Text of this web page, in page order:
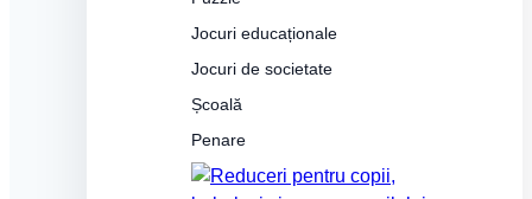
Jocuri educaționale
Jocuri de societate
Școală
Penare